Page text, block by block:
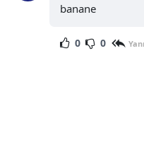
banane
0 0